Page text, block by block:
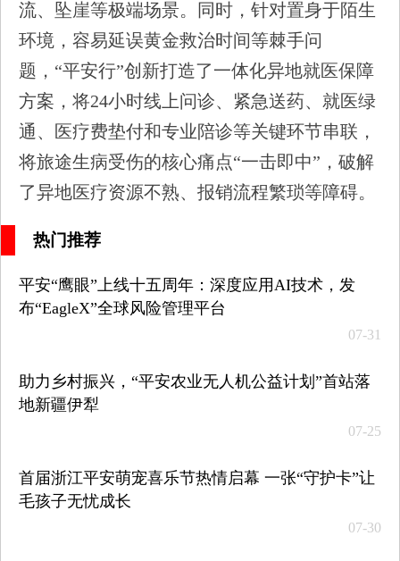
流、坠崖等极端场景。同时，针对置身于陌生
环境，容易延误黄金救治时间等棘手问
题，“平安行”创新打造了一体化异地就医保障
方案，将24小时线上问诊、紧急送药、就医绿
通、医疗费垫付和专业陪诊等关键环节串联，
将旅途生病受伤的核心痛点“一击即中”，破解
了异地医疗资源不熟、报销流程繁琐等障碍。
热门推荐
平安“鹰眼”上线十五周年：深度应用AI技术，发
布“EagleX”全球风险管理平台
07-31
助力乡村振兴，“平安农业无人机公益计划”首站落
地新疆伊犁
07-25
首届浙江平安萌宠喜乐节热情启幕 一张“守护卡”让
毛孩子无忧成长
07-30